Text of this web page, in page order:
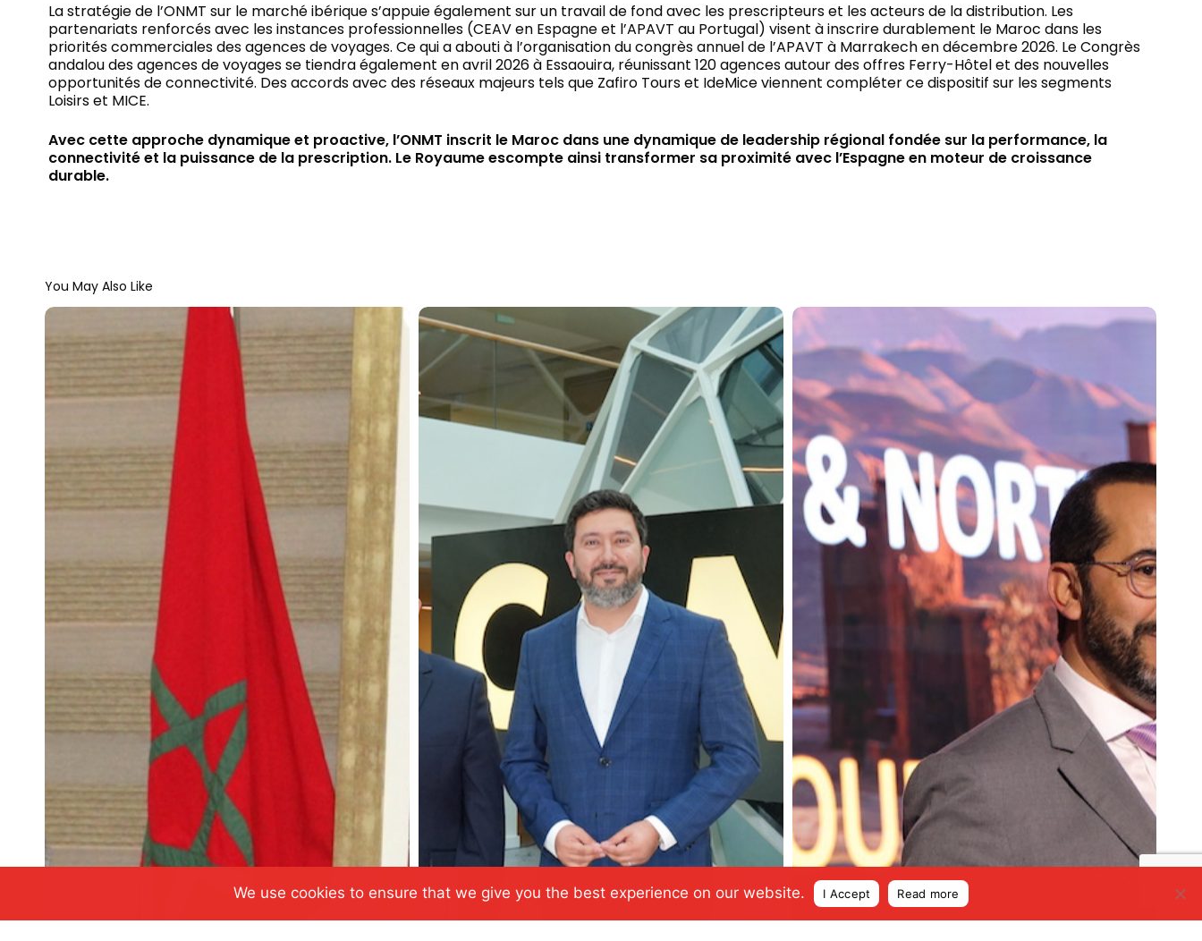
La stratégie de l’ONMT sur le marché ibérique s’appuie également sur un travail de fond avec les prescripteurs et les acteurs de la distribution. Les
partenariats renforcés avec les instances professionnelles (CEAV en Espagne et l’APAVT au Portugal) visent à inscrire durablement le Maroc dans les
priorités commerciales des agences de voyages. Ce qui a abouti à l’organisation du congrès annuel de l’APAVT à Marrakech en décembre 2026. Le Congrès
andalou des agences de voyages se tiendra également en avril 2026 à Essaouira, réunissant 120 agences autour des offres Ferry-Hôtel et des nouvelles
opportunités de connectivité. Des accords avec des réseaux majeurs tels que Zafiro Tours et IdeMice viennent compléter ce dispositif sur les segments
Loisirs et MICE.
Avec cette approche dynamique et proactive, l’ONMT inscrit le Maroc dans une dynamique de leadership régional fondée sur la performance, la
connectivité et la puissance de la prescription. Le Royaume escompte ainsi transformer sa proximité avec l’Espagne en moteur de croissance
durable.
You May Also Like
We use cookies to ensure that we give you the best experience on our website. I Accept Read more